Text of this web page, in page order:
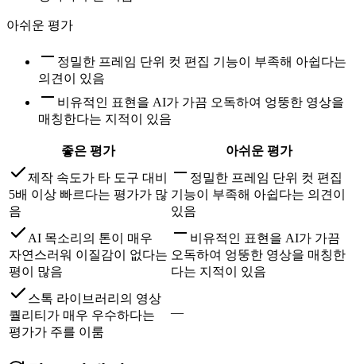
아쉬운 평가
정밀한 프레임 단위 컷 편집 기능이 부족해 아쉽다는
의견이 있음
비유적인 표현을 AI가 가끔 오독하여 엉뚱한 영상을
매칭한다는 지적이 있음
좋은 평가
아쉬운 평가
제작 속도가 타 도구 대비
5배 이상 빠르다는 평가가 많
음
정밀한 프레임 단위 컷 편집
기능이 부족해 아쉽다는 의견이
있음
AI 목소리의 톤이 매우
자연스러워 이질감이 없다는
평이 많음
비유적인 표현을 AI가 가끔
오독하여 엉뚱한 영상을 매칭한
다는 지적이 있음
스톡 라이브러리의 영상
퀄리티가 매우 우수하다는
평가가 주를 이룸
—